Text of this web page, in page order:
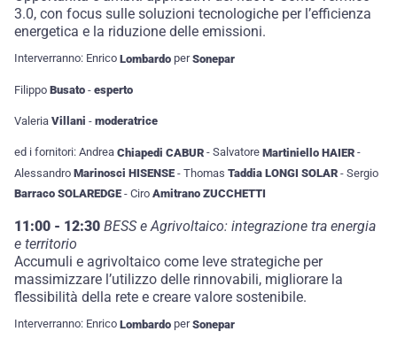
3.0, con focus sulle soluzioni tecnologiche per l’efficienza
energetica e la riduzione delle emissioni.
Interverranno: Enrico Lombardo perSonepar
Filippo Busato - esperto
Valeria Villani - moderatrice
ed i fornitori: Andrea Chiapedi CABUR - Salvatore Martiniello HAIER -
Alessandro Marinosci HISENSE - Thomas Taddia LONGI SOLAR - Sergio
Barraco SOLAREDGE - Ciro Amitrano ZUCCHETTI
11:00 - 12:30 BESS e Agrivoltaico: integrazione tra energia
e territorio
Accumuli e agrivoltaico come leve strategiche per
massimizzare l’utilizzo delle rinnovabili, migliorare la
flessibilità della rete e creare valore sostenibile.
Interverranno: Enrico Lombardo perSonepar